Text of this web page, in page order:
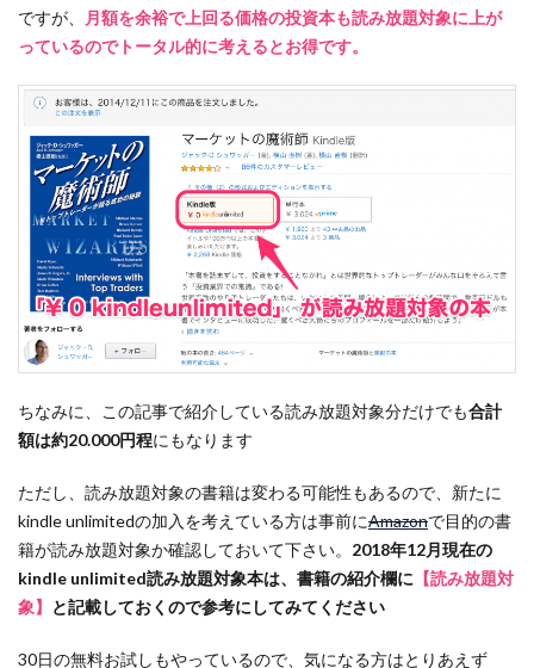
識
3
2. フ
ァン
ダメ
ンタ
ル
（長
資）
4
3. テ
クニ
カル
（短
中期
投
5
4. デ
イト
レー
6
ですが、
月額を余裕で上回る価格の投資本も読み放題対象に上が
っているのでトータル的に考えるとお得です。
ちなみに、この記事で紹介している読み放題対象分だけでも合計
額は約20.000円程にもなります
ただし、読み放題対象の書籍は変わる可能性もあるので、新たに
kindle unlimitedの加入を考えている方は事前にAmazonで目的の書
籍が読み放題対象か確認しておいて下さい。 2018年12月現在の
kindle unlimited読み放題対象本は、書籍の紹介欄に 【読み放題対
象】
と記載しておくので参考にしてみてください
30日の無料お試しもやっているので、気になる方はとりあえず